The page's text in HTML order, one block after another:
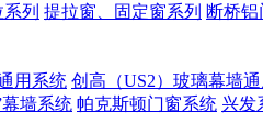
列 提拉窗、固定窗系列 断桥铝
用系统 创高（US2）玻璃幕墙
墙系统 帕克斯顿门窗系统 兴发